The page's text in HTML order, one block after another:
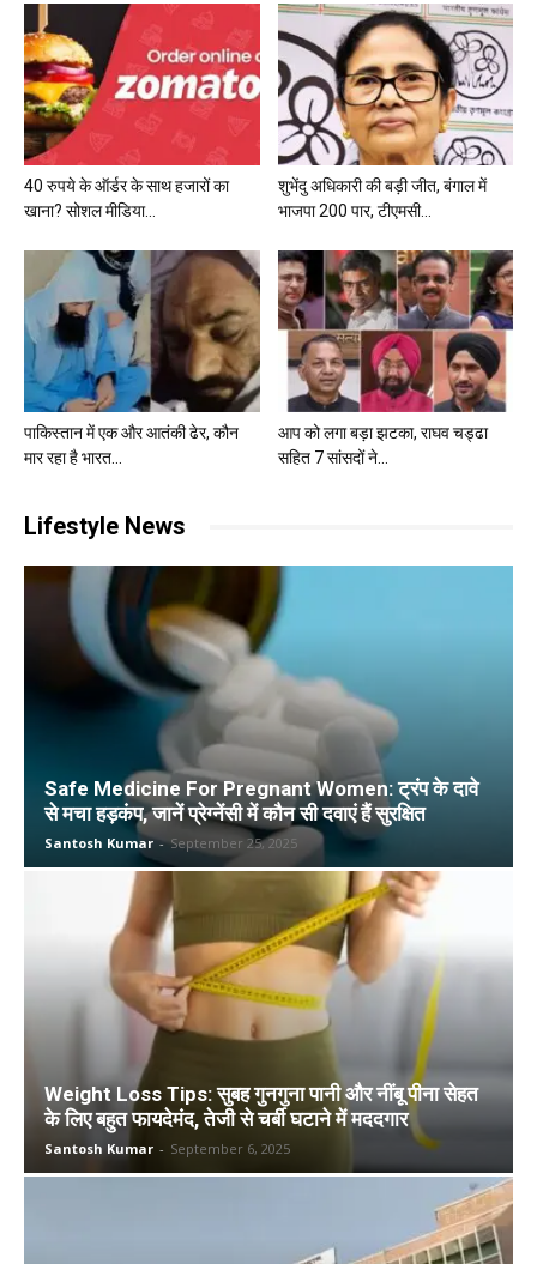
40 रुपये के ऑर्डर के साथ हजारों का
खाना? सोशल मीडिया...
शुभेंदु अधिकारी की बड़ी जीत, बंगाल में
भाजपा 200 पार, टीएमसी...
पाकिस्तान में एक और आतंकी ढेर, कौन
मार रहा है भारत...
आप को लगा बड़ा झटका, राघव चड्ढा
सहित 7 सांसदों ने...
Lifestyle News
Safe Medicine For Pregnant Women: ट्रंप के दावे
से मचा हड़कंप, जानें प्रेग्नेंसी में कौन सी दवाएं हैं सुरक्षित
Santosh Kumar - September 25, 2025
Weight Loss Tips: सुबह गुनगुना पानी और नींबू पीना सेहत
के लिए बहुत फायदेमंद, तेजी से चर्बी घटाने में मददगार
Santosh Kumar - September 6, 2025